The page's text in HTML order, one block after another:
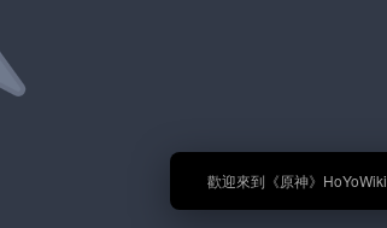
🎉 歡迎來到《原神》HoYoWiki